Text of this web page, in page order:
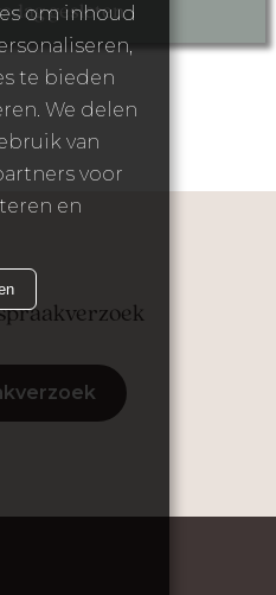
gesloten
om inhoud
te bieden
We delen
van
voor
en